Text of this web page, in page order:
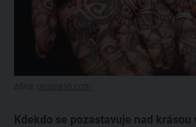
Kdekdo se pozastavuje nad krásou